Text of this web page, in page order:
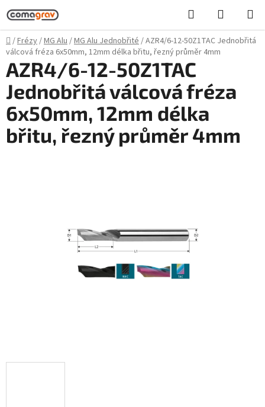
Přejít
na
obsah
Hledat
KOŠÍK
Domů
/Frézy/MG Alu/MG Alu Jednobřité/AZR4/6-12-50Z1TAC Jednobřitá
válcová fréza 6x50mm, 12mm délka břitu, řezný průměr 4mm
AZR4/6-12-50Z1TAC
Jednobřitá válcová fréza
6x50mm, 12mm délka
břitu, řezný průměr 4mm